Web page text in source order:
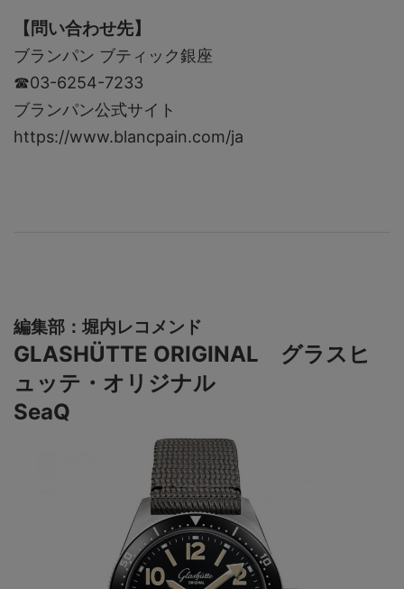
【問い合わせ先】
ブランパン ブティック銀座
☎︎03-6254-7233
ブランパン公式サイト
https://www.blancpain.com/ja
編集部：堀内レコメンド
GLASHÜTTE ORIGINAL グラスヒ
ュッテ・オリジナル
SeaQ